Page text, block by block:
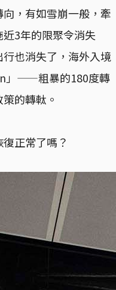
，有如雪崩一般，牽
3年的限聚令消失
也消失了，海外入境
」——粗暴的180度轉
的轉軚。
正常了嗎？